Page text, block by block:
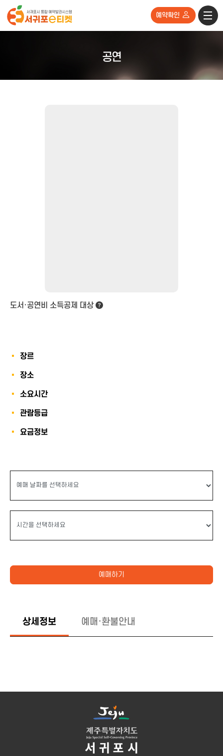
예약확인
공연
도서·공연비 소득공제 대상
장르
장소
소요시간
관람등급
요금정보
예매하기
상세정보 예매·환불안내